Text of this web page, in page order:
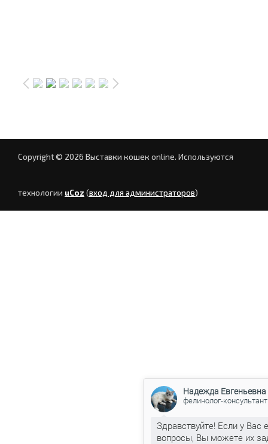
Copyright © 2026 Выставки кошек online. Используются
технологии uCoz (вход для администраторов)
Надежда Евгеньевна
фелинолог-консультант
Здравствуйте! Если у Вас
вопросы, Вы можете их